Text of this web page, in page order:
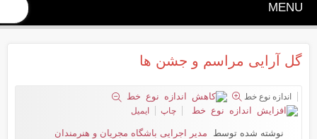
MENU
گل آرایی مراسم و جشن ها
اندازه نوع خط
چاپ
ایمیل
نوشته شده توسط مدیر اجرایی باشگاه مجریان و هنرمندان